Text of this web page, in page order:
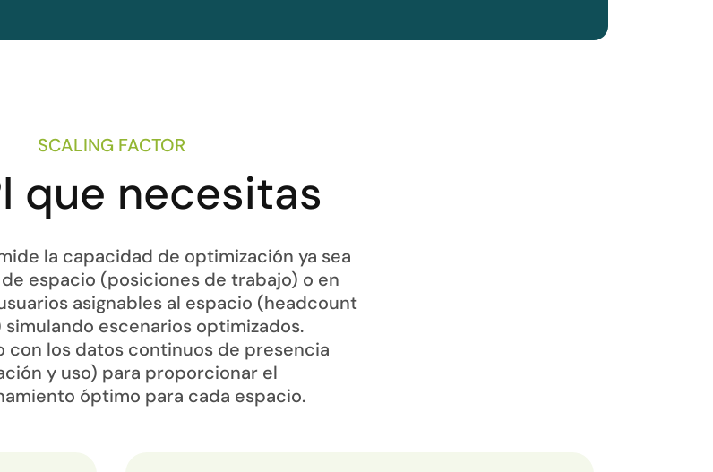
SCALING FACTOR
que necesitas
la capacidad de optimización ya sea
espacio (posiciones de trabajo) o en
asignables al espacio (headcount
simulando escenarios optimizados.
con los datos continuos de presencia
y uso) para proporcionar el
óptimo para cada espacio.